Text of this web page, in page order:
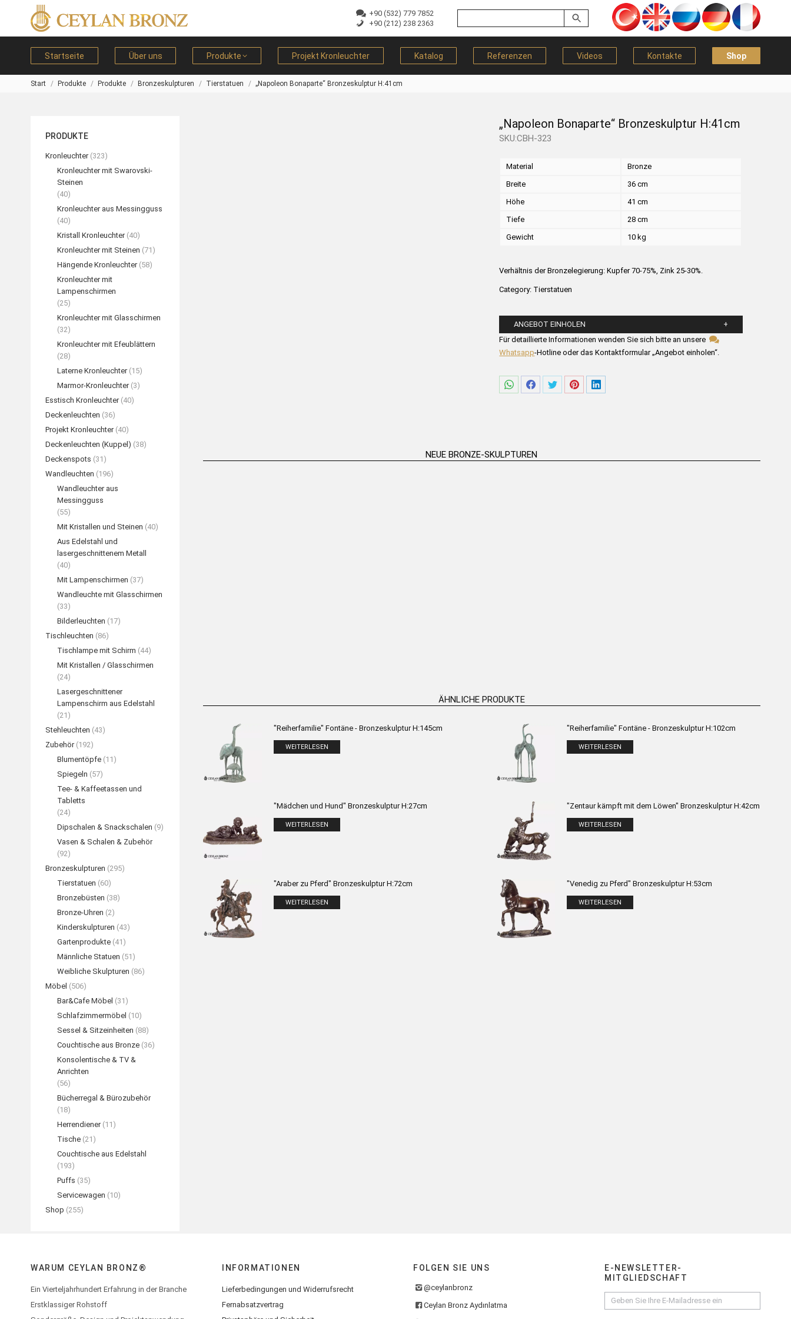
+90 (532) 779 7852
+90 (212) 238 2363
Startseite Über uns Produkte Projekt Kronleuchter Katalog Referenzen Videos Kontakte Shop
Sie befinden sich hier:
Start Produkte Produkte Bronzeskulpturen Tierstatuen „Napoleon Bonaparte“ Bronzeskulptur H:41cm
„Napoleon Bonaparte“ Bronzeskulptur H:41cm
SKU:CBH-323
Material
Bronze
Breite
36 cm
Höhe
41 cm
Tiefe
28 cm
Gewicht
10 kg
Verhältnis der Bronzelegierung: Kupfer 70-75%, Zink 25-30%.
Category: Tierstatuen
ANGEBOT EINHOLEN
Bitte füllen Sie die untenstehenden Felder aus.
Für detaillierte Informationen wenden Sie sich bitte an unsere
Whatsapp-Hotline oder das Kontaktformular „Angebot einholen“.
ShareShareShareShareShare
NEUE BRONZE-SKULPTUREN
ÄHNLICHE PRODUKTE
"Reiherfamilie" Fontäne - Bronzeskulptur H:145cm
WEITERLESEN
"Reiherfamilie" Fontäne - Bronzeskulptur H:102cm
WEITERLESEN
"Mädchen und Hund" Bronzeskulptur H:27cm
WEITERLESEN
"Zentaur kämpft mit dem Löwen" Bronzeskulptur H:42cm
WEITERLESEN
"Araber zu Pferd" Bronzeskulptur H:72cm
WEITERLESEN
"Venedig zu Pferd" Bronzeskulptur H:53cm
WEITERLESEN
PRODUKTE
Kronleuchter (323)
Kronleuchter mit Swarovski-
Steinen
(40)
Kronleuchter aus Messingguss
(40)
Kristall Kronleuchter (40)
Kronleuchter mit Steinen (71)
Hängende Kronleuchter (58)
Kronleuchter mit
Lampenschirmen
(25)
Kronleuchter mit Glasschirmen
(32)
Kronleuchter mit Efeublättern
(28)
Laterne Kronleuchter (15)
Marmor-Kronleuchter (3)
Esstisch Kronleuchter (40)
Deckenleuchten (36)
Projekt Kronleuchter (40)
Deckenleuchten (Kuppel) (38)
Deckenspots (31)
Wandleuchten (196)
Wandleuchter aus
Messingguss
(55)
Mit Kristallen und Steinen (40)
Aus Edelstahl und
lasergeschnittenem Metall
(40)
Mit Lampenschirmen (37)
Wandleuchte mit Glasschirmen
(33)
Bilderleuchten (17)
Tischleuchten (86)
Tischlampe mit Schirm (44)
Mit Kristallen / Glasschirmen
(24)
Lasergeschnittener
Lampenschirm aus Edelstahl
(21)
Stehleuchten (43)
Zubehör (192)
Blumentöpfe (11)
Spiegeln (57)
Tee- & Kaffeetassen und
Tabletts
(24)
Dipschalen & Snackschalen (9)
Vasen & Schalen & Zubehör
(92)
Bronzeskulpturen (295)
Tierstatuen (60)
Bronzebüsten (38)
Bronze-Uhren (2)
Kinderskulpturen (43)
Gartenprodukte (41)
Männliche Statuen (51)
Weibliche Skulpturen (86)
Möbel (506)
Bar&Cafe Möbel (31)
Schlafzimmermöbel (10)
Sessel & Sitzeinheiten (88)
Couchtische aus Bronze (36)
Konsolentische & TV &
Anrichten
(56)
Bücherregal & Bürozubehör
(18)
Herrendiener (11)
Tische (21)
Couchtische aus Edelstahl
(193)
Puffs (35)
Servicewagen (10)
Shop (255)
WARUM CEYLAN BRONZ®
Ein Vierteljahrhundert Erfahrung in der Branche
Erstklassiger Rohstoff
INFORMATIONEN
Lieferbedingungen und Widerrufsrecht
Fernabsatzvertrag
FOLGEN SIE UNS
@ceylanbronz
Ceylan Bronz Aydınlatma
E-NEWSLETTER-
MITGLIEDSCHAFT